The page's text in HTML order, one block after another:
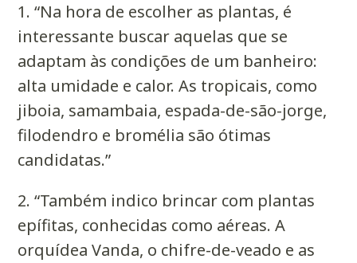
1. “Na hora de escolher as plantas, é
interessante buscar aquelas que se
adaptam às condições de um banheiro:
alta umidade e calor. As tropicais, como
jiboia, samambaia, espada-de-são-jorge,
filodendro e bromélia são ótimas
candidatas.”
2. “Também indico brincar com plantas
epífitas, conhecidas como aéreas. A
orquídea Vanda, o chifre-de-veado e as